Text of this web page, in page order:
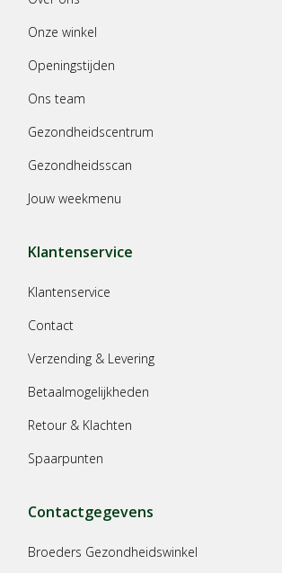
Onze winkel
Openingstijden
Ons team
Gezondheidscentrum
Gezondheidsscan
Jouw weekmenu
Klantenservice
Klantenservice
Contact
Verzending & Levering
Betaalmogelijkheden
Retour & Klachten
Spaarpunten
Contactgegevens
Broeders Gezondheidswinkel